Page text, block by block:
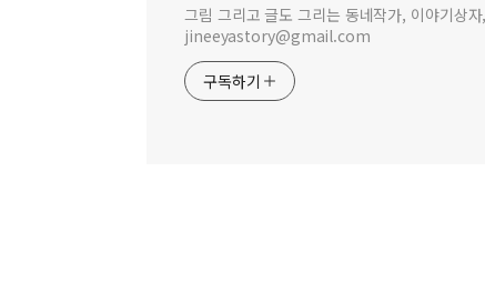
그림 그리고 글도 그리는 동네작가, 이야기상
jineeyastory@gmail.com
구독하기